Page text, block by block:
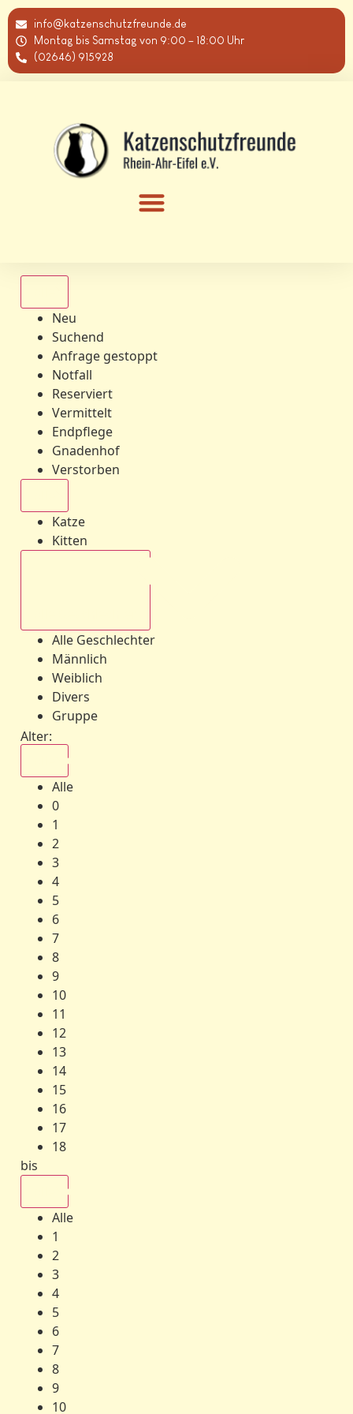
info@katzenschutzfreunde.de
Montag bis Samstag von 9:00 – 18:00 Uhr
(02646) 915928
Neu
Suchend
Anfrage gestoppt
Notfall
Reserviert
Vermittelt
Endpflege
Gnadenhof
Verstorben
Katze
Kitten
Alle Geschlechter
Männlich
Weiblich
Divers
Gruppe
Alter:
Alle
0
1
2
3
4
5
6
7
8
9
10
11
12
13
14
15
16
17
18
bis
Alle
1
2
3
4
5
6
7
8
9
10